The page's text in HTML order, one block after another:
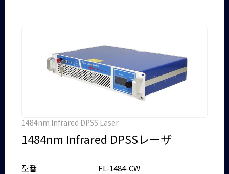
1484nm Infrared DPSS Laser
1484nm Infrared DPSSレーザ
型番 FL-1484-CW